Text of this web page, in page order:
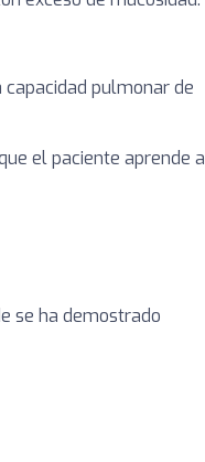
pulmonar de
el paciente aprende a
se ha demostrado